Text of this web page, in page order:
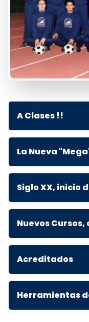
A Clases !!
La Nueva
Siglo XX, inicio
Nuevos
Acreditados
Herramientas